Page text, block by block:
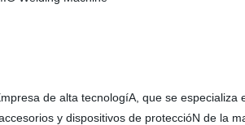
de alta tecnologíA, que se
y dispositivos de proteccióN de la